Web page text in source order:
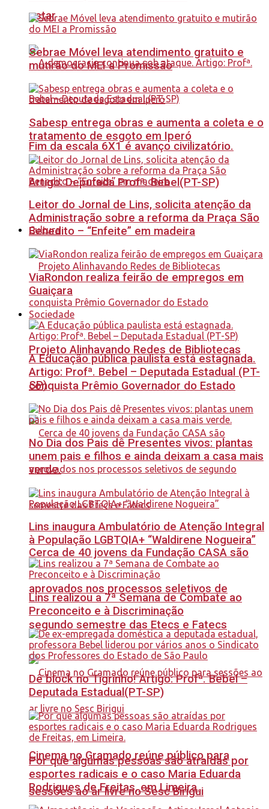
estar
Fim da escala 6X1 é avanço civilizatório.
Artigo: Deputada Profª. Bebel(PT-SP)
Cultura
Projeto Alinhavando Redes de Bibliotecas
conquista Prêmio Governador do Estado
Cerca de 40 jovens da Fundação CASA são
aprovados nos processos seletivos de
segundo semestre das Etecs e Fatecs
Cinema no Gramado reúne público para
sessões ao ar livre no Sesc Birigui
Sebrae Móvel leva atendimento gratuito e
mutirão do MEI a Promissão
Sabesp entrega obras e aumenta a coleta e o
tratamento de esgoto em Iperó
Leitor do Jornal de Lins, solicita atenção da
Administração sobre a reforma da Praça São
Benedito – “Enfeite” em madeira
ViaRondon realiza feirão de empregos em
Guaiçara
Sociedade
A Educação pública paulista está estagnada.
Artigo: Profª. Bebel – Deputada Estadual (PT-
SP)
No Dia dos Pais dê Presentes vivos: plantas
unem pais e filhos e ainda deixam a casa mais
verde.
Lins inaugura Ambulatório de Atenção Integral
à População LGBTQIA+ “Waldirene Nogueira”
Lins realizou a 7ª Semana de Combate ao
Preconceito e à Discriminação
Dê block no Tigrinho! Artigo: Profª. Bebel –
Deputada Estadual(PT-SP)
Por que algumas pessoas são atraídas por
esportes radicais e o caso Maria Eduarda
Rodrigues de Freitas, em Limeira.